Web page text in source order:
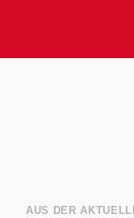
springen
AUS DER